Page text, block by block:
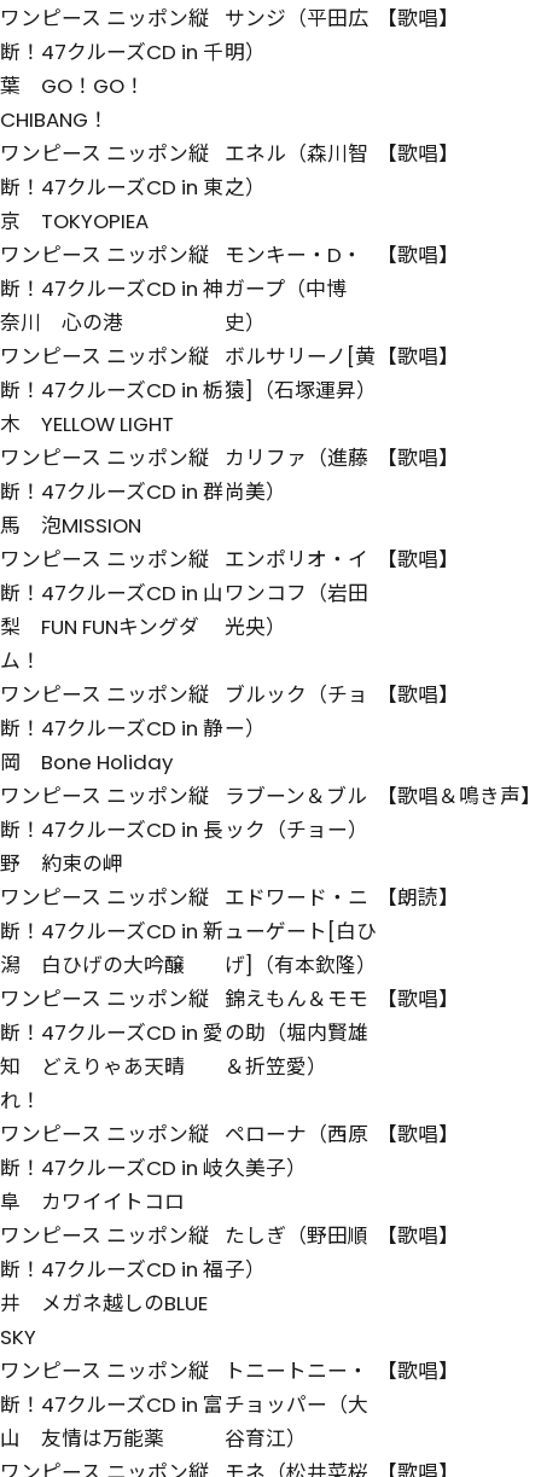
ワンピース ニッポン縦
断！47クルーズCD in 千
葉 GO！GO！
CHIBANG！
サンジ（平田広
明）
【歌唱】
ワンピース ニッポン縦
断！47クルーズCD in 東
京 TOKYOPIEA
エネル（森川智
之）
【歌唱】
ワンピース ニッポン縦
断！47クルーズCD in 神
奈川 心の港
モンキー・D・
ガープ（中博
史）
【歌唱】
ワンピース ニッポン縦
断！47クルーズCD in 栃
木 YELLOW LIGHT
ボルサリーノ[黄
猿]（石塚運昇）
【歌唱】
ワンピース ニッポン縦
断！47クルーズCD in 群
馬 泡MISSION
カリファ（進藤
尚美）
【歌唱】
ワンピース ニッポン縦
断！47クルーズCD in 山
梨 FUN FUNキングダ
ム！
エンポリオ・イ
ワンコフ（岩田
光央）
【歌唱】
ワンピース ニッポン縦
断！47クルーズCD in 静
岡 Bone Holiday
ブルック（チョ
ー）
【歌唱】
ワンピース ニッポン縦
断！47クルーズCD in 長
野 約束の岬
ラブーン＆ブル
ック（チョー）
【歌唱＆鳴き声】
ワンピース ニッポン縦
断！47クルーズCD in 新
潟 白ひげの大吟醸
エドワード・ニ
ューゲート[白ひ
げ]（有本欽隆）
【朗読】
ワンピース ニッポン縦
断！47クルーズCD in 愛
知 どえりゃあ天晴
れ！
錦えもん＆モモ
の助（堀内賢雄
＆折笠愛）
【歌唱】
ワンピース ニッポン縦
断！47クルーズCD in 岐
阜 カワイイトコロ
ペローナ（西原
久美子）
【歌唱】
ワンピース ニッポン縦
断！47クルーズCD in 福
井 メガネ越しのBLUE
SKY
たしぎ（野田順
子）
【歌唱】
ワンピース ニッポン縦
断！47クルーズCD in 富
山 友情は万能薬
トニートニー・
チョッパー（大
谷育江）
【歌唱】